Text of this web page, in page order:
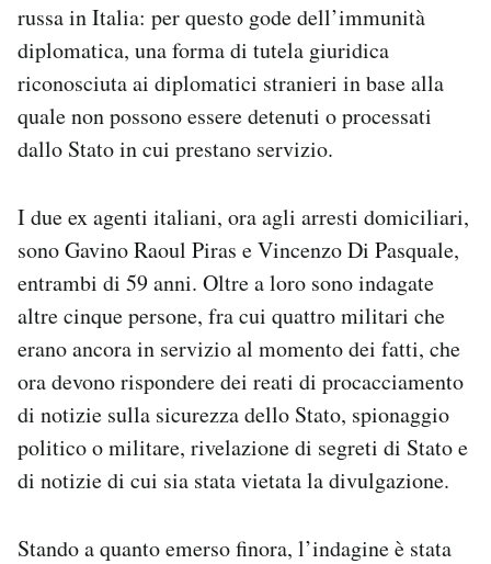
russa in Italia: per questo gode dell’immunità
diplomatica, una forma di tutela giuridica
riconosciuta ai diplomatici stranieri in base alla
quale non possono essere detenuti o processati
dallo Stato in cui prestano servizio.
I due ex agenti italiani, ora agli arresti domiciliari,
sono Gavino Raoul Piras e Vincenzo Di Pasquale,
entrambi di 59 anni. Oltre a loro sono indagate
altre cinque persone, fra cui quattro militari che
erano ancora in servizio al momento dei fatti, che
ora devono rispondere dei reati di procacciamento
di notizie sulla sicurezza dello Stato, spionaggio
politico o militare, rivelazione di segreti di Stato e
di notizie di cui sia stata vietata la divulgazione.
Stando a quanto emerso finora, l’indagine è stata